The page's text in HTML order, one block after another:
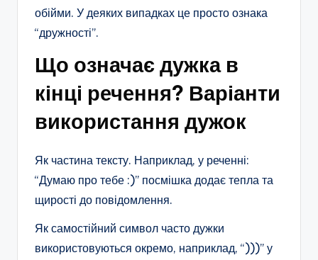
обійми. У деяких випадках це просто ознака
“дружності”.
Що означає дужка в
кінці речення? Варіанти
використання дужок
Як частина тексту. Наприклад, у реченні:
“Думаю про тебе :)” посмішка додає тепла та
щирості до повідомлення.
Як самостійний символ часто дужки
використовуються окремо, наприклад, “)))” у